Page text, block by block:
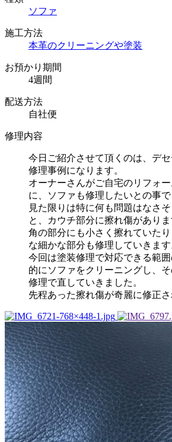
ソファ
施工方法
本革のクリーニングや塗装
お預かり期間
4週間
配送方法
自社便
修理内容
今日ご紹介させて頂くのは、デ
修理事例になります。
オーナーさんがご自宅のリフォ
に、ソファも修理したいとの事で
見た限りは特に何も問題はなさ
と、カウチ部分に擦れ傷がありま
角の部分にも小さく擦れていた
な細かな部分も修理していきます
今回は塗装修理で対応できる範
的にソファをクリーニングし、
修理で直していきました。
先程あった擦れ傷が奇麗に修正さ